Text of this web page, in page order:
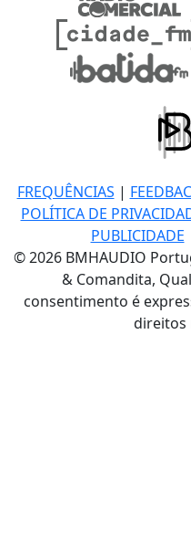
FREQUÊNCIAS |
POLÍTICA DE
PUBLICIDADE
© 2026 BMHAUDIO
& Comandita,
consentimento é
direitos